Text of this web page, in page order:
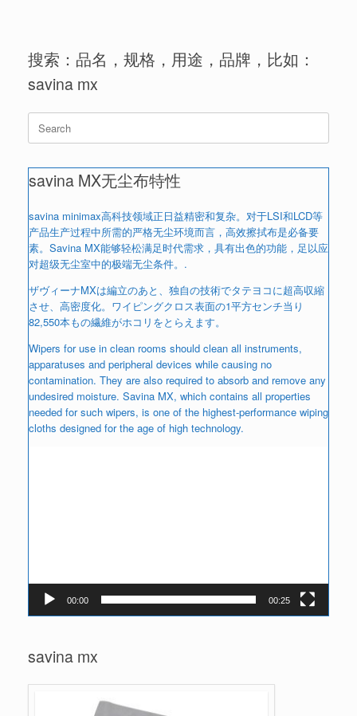
搜索：品名，规格，用途，品牌，比如：
savina mx
Search
for:
savina MX无尘布特性
savina minimax高科技领域正日益精密和复杂。对于LSI和LCD等
产品生产过程中所需的严格无尘环境而言，高效擦拭布是必备要
素。Savina MX能够轻松满足时代需求，具有出色的功能，足以应
对超级无尘室中的极端无尘条件。.
ザヴィーナMXは編立のあと、独自の技術でタテヨコに超高収縮
させ、高密度化。ワイピングクロス表面の1平方センチ当り
82,550本もの繊維がホコリをとらえます。
Wipers for use in clean rooms should clean all instruments,
apparatuses and peripheral devices while causing no
contamination. They are also required to absorb and remove any
undesired moisture. Savina MX, which contains all properties
needed for such wipers, is one of the highest-performance wiping
cloths designed for the age of high technology.
00:00 00:25
savina mx